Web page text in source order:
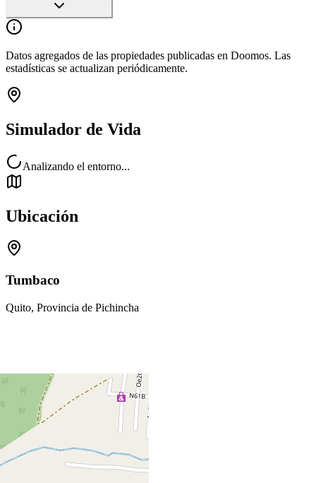
Datos agregados de las propiedades publicadas en Doomos. Las
estadísticas se actualizan periódicamente.
Simulador de Vida
Analizando el entorno...
Ubicación
Tumbaco
Quito, Provincia de Pichincha